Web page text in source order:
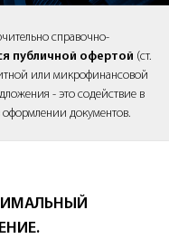
справочно-
публичной офертой (ст.
или микрофинансовой
- это содействие в
документов.